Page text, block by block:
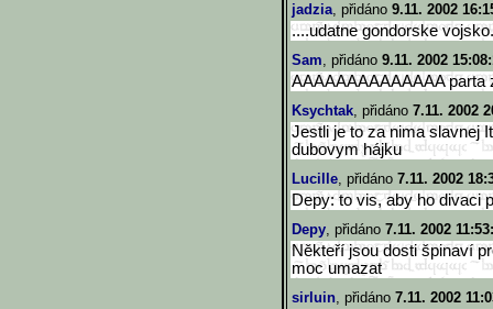
jadzia, přidáno 9.11. 2002
....udatne gondorske
Sam, přidáno 9.11. 2002
AAAAAAAAAAAAAA parta
Ksychtak, přidáno 7.11. 2002
Jestli je to za nima slavnej
dubovym hájku
Lucille, přidáno 7.11. 2002
Depy: to vis, aby ho divaci
Depy, přidáno 7.11. 2002
Někteří jsou dosti špinaví
moc umazat
sirluin, přidáno 7.11. 2002